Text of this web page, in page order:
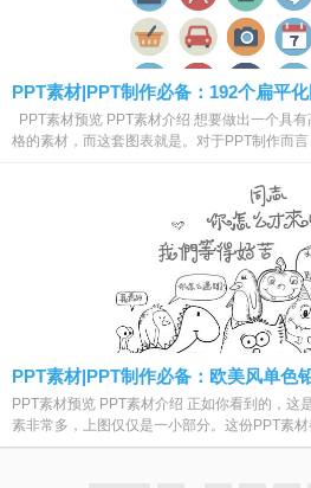
PPT素材|PPT制作必备：192个扁平
PPT素材预览 PPT素材介绍 想要做出一个具
格的素材，而这套图表就是。对于PPT制作而
PPT素材|PPT制作必备：欧美风单色
PPT素材预览 PPT素材介绍 正如你看到的，这
素非常多，上图仅仅是一小部分。这份PPT素